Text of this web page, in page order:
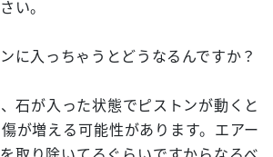
い。
入っちゃうとどうなるんですか？
が入った状態でピストンが動くと
が増える可能性があります。エアー